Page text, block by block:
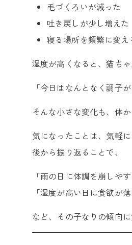
毛づくろいが減った
吐き戻しが少し増えた
寝る場所を頻繁に変え
湿度が高くなると、猫ち
「今日はなんとなく調子
そんな小さな変化も、体
気になったことは、気軽
後から振り返ることで、
「雨の日に体調を崩しやす
「湿度が高い日に食欲が落
など、その子なりの傾向